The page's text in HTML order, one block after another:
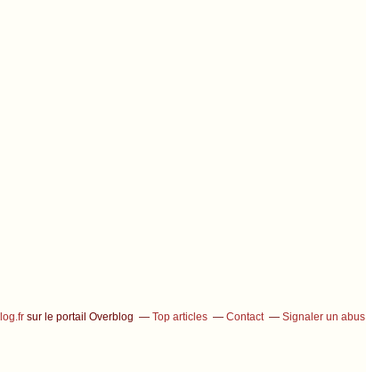
sur le portail Overblog Top articles Contact Signaler un abus